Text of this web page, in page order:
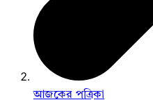
আজকের পত্রিকা